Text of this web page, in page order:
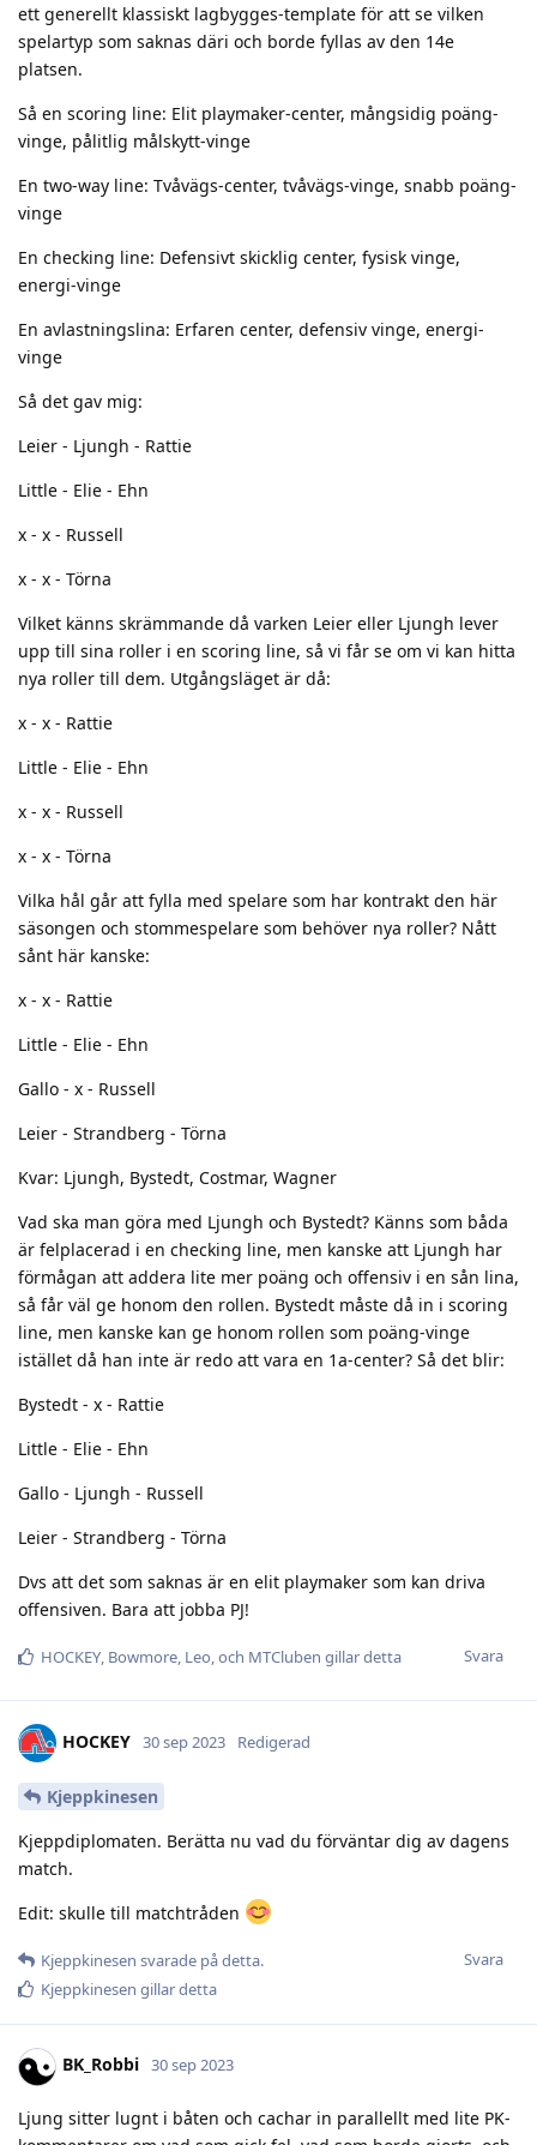
ett generellt klassiskt lagbygges-template för att se vilken
spelartyp som saknas däri och borde fyllas av den 14e
platsen.
Så en scoring line: Elit playmaker-center, mångsidig poäng-
vinge, pålitlig målskytt-vinge
En two-way line: Tvåvägs-center, tvåvägs-vinge, snabb poäng-
vinge
En checking line: Defensivt skicklig center, fysisk vinge,
energi-vinge
En avlastningslina: Erfaren center, defensiv vinge, energi-
vinge
Så det gav mig:
Leier - Ljungh - Rattie
Little - Elie - Ehn
x - x - Russell
x - x - Törna
Vilket känns skrämmande då varken Leier eller Ljungh lever
upp till sina roller i en scoring line, så vi får se om vi kan hitta
nya roller till dem. Utgångsläget är då:
x - x - Rattie
Little - Elie - Ehn
x - x - Russell
x - x - Törna
Vilka hål går att fylla med spelare som har kontrakt den här
säsongen och stommespelare som behöver nya roller? Nått
sånt här kanske:
x - x - Rattie
Little - Elie - Ehn
Gallo - x - Russell
Leier - Strandberg - Törna
Kvar: Ljungh, Bystedt, Costmar, Wagner
Vad ska man göra med Ljungh och Bystedt? Känns som båda
är felplacerad i en checking line, men kanske att Ljungh har
förmågan att addera lite mer poäng och offensiv i en sån lina,
så får väl ge honom den rollen. Bystedt måste då in i scoring
line, men kanske kan ge honom rollen som poäng-vinge
istället då han inte är redo att vara en 1a-center? Så det blir:
Bystedt - x - Rattie
Little - Elie - Ehn
Gallo - Ljungh - Russell
Leier - Strandberg - Törna
Dvs att det som saknas är en elit playmaker som kan driva
offensiven. Bara att jobba PJ!
Svara
HOCKEY, Bowmore, Leo, och MTCluben gillar detta
HOCKEY 30 sep 2023 Redigerad
Kjeppkinesen
Kjeppdiplomaten. Berätta nu vad du förväntar dig av dagens
match.
Edit: skulle till matchtråden
Svara
Kjeppkinesen svarade på detta.
Kjeppkinesen gillar detta
BK_Robbi 30 sep 2023
Ljung sitter lugnt i båten och cachar in parallellt med lite PK-